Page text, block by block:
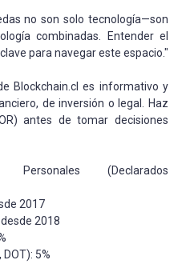
no son solo tecnología—son
combinadas. Entender el
para navegar este espacio."
Blockchain.cl es informativo y
de inversión o legal. Haz
antes de tomar decisiones
(Declarados
2017
2018
DOT): 5%